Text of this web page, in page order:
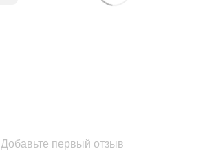
Добавьте первый отзыв